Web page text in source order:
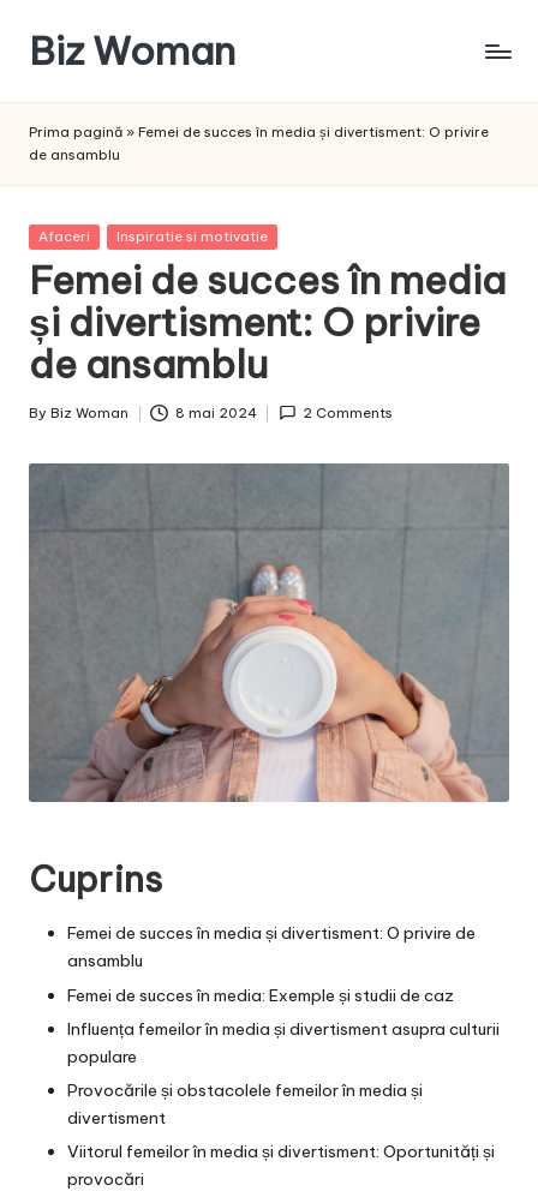
content
Biz Woman
succesul
Prima pagină » Femei de succes în media și divertisment: O privire
de ansamblu
Posted
Afaceri Inspiratie si motivatie
Femei de succes în media
și divertisment: O privire
de ansamblu
Posted
By Biz Woman 8 mai 2024 2 Comments
Cuprins
Femei de succes în media și divertisment: O privire de
ansamblu
Femei de succes în media: Exemple și studii de caz
Influența femeilor în media și divertisment asupra culturii
populare
Provocările și obstacolele femeilor în media și
divertisment
Viitorul femeilor în media și divertisment: Oportunități și
provocări